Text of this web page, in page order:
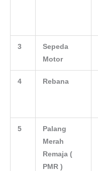
3
Sepeda
Motor
4 Rebana
5
Palang
Merah
Remaja (
PMR )